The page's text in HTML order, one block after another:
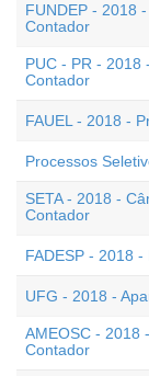
FUNDEP - 2018
Contador
PUC - PR - 2018
Contador
FAUEL - 2018 -
Processos
SETA - 2018 -
Contador
FADESP - 2018
UFG - 2018 -
AMEOSC - 2018
Contador